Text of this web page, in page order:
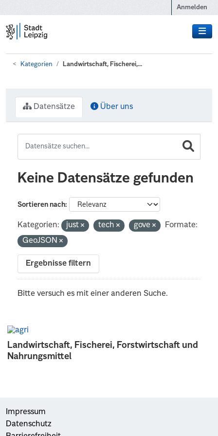
Anmelden
Kategorien Landwirtschaft, Fischerei,...
Landwirtschaft, Fischerei, Forstwirtschaft und
Nahrungsmittel
Datensätze Über uns
Keine Datensätze gefunden
Sortieren nach
Kategorien: just tech gove
Formate:
GeoJSON
Ergebnisse filtern
Bitte versuch es mit einer anderen Suche.
Impressum
Datenschutz